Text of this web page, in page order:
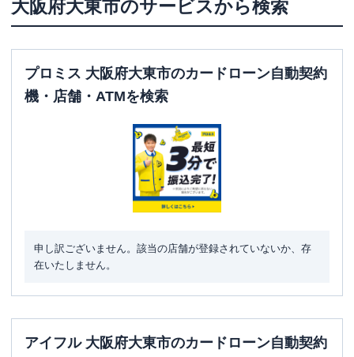
大阪府大東市のサービスから検索
プロミス 大阪府大東市のカードローン自動契約
機・店舗・ATMを検索
申し訳ございません。該当の店舗が登録されていないか、存
在いたしません。
アイフル 大阪府大東市のカードローン自動契約